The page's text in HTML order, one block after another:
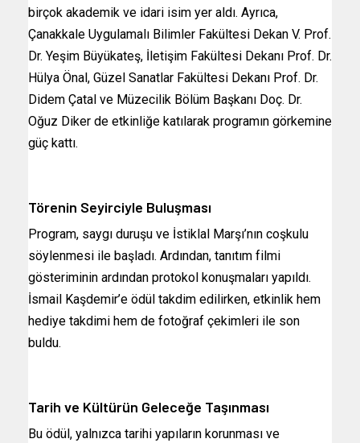
birçok akademik ve idari isim yer aldı. Ayrıca,
Çanakkale Uygulamalı Bilimler Fakültesi Dekan V. Prof.
Dr. Yeşim Büyükateş, İletişim Fakültesi Dekanı Prof. Dr.
Hülya Önal, Güzel Sanatlar Fakültesi Dekanı Prof. Dr.
Didem Çatal ve Müzecilik Bölüm Başkanı Doç. Dr.
Oğuz Diker de etkinliğe katılarak programın görkemine
güç kattı.
Törenin Seyirciyle Buluşması
Program, saygı duruşu ve İstiklal Marşı’nın coşkulu
söylenmesi ile başladı. Ardından, tanıtım filmi
gösteriminin ardından protokol konuşmaları yapıldı.
İsmail Kaşdemir’e ödül takdim edilirken, etkinlik hem
hediye takdimi hem de fotoğraf çekimleri ile son
buldu.
Tarih ve Kültürün Geleceğe Taşınması
Bu ödül, yalnızca tarihi yapıların korunması ve